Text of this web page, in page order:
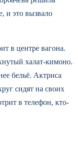
и это вызвало
в центре вагона.
халат-кимоно.
бельё. Актриса
сидят на своих
в телефон, кто-